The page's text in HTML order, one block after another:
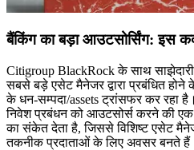
बैंकिंग का बड़ा आउटसोर्सिंग: इस
Citigroup BlackRock के साथ
सबसे बड़े एसेट मैनेजर द्वारा प्रबंधित
के धन-सम्पदा/assets ट्रांसफर कर रहा
निवेश प्रबंधन को आउटसोर्स करने की एक
का संकेत देता है, जिससे विशिष्ट एसेट
तकनीक प्रदाताओं के लिए अवसर बनते